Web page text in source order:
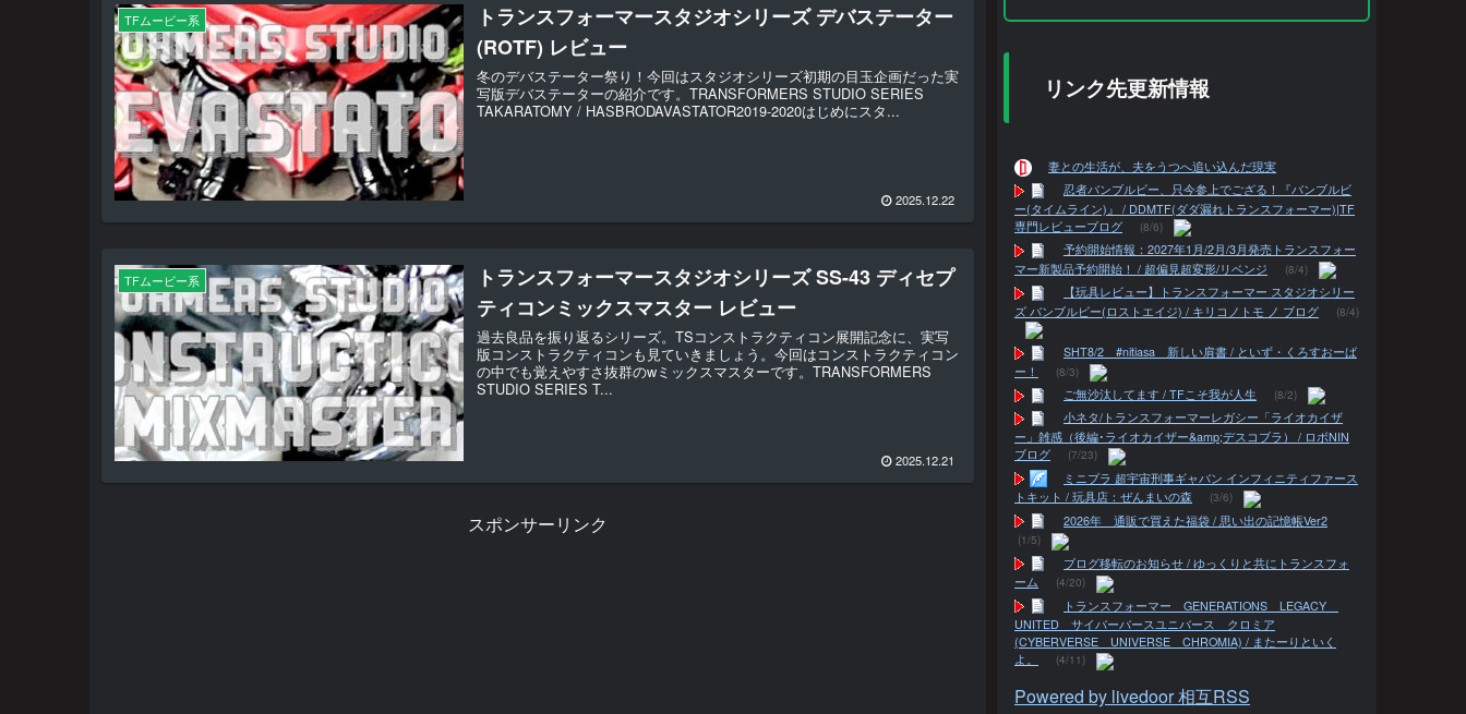
TFムービー系
トランスフォーマースタジオシリーズ デバステーター
(ROTF) レビュー
冬のデバステーター祭り！今回はスタジオシリーズ初期の目玉企画だった実
写版デバステーターの紹介です。TRANSFORMERS STUDIO SERIES
TAKARATOMY / HASBRODAVASTATOR2019-2020はじめにスタ...
2025.12.22
TFムービー系
トランスフォーマースタジオシリーズ SS-43 ディセプ
ティコンミックスマスター レビュー
過去良品を振り返るシリーズ。TSコンストラクティコン展開記念に、実写
版コンストラクティコンも見ていきましょう。今回はコンストラクティコン
の中でも覚えやすさ抜群のwミックスマスターです。TRANSFORMERS
STUDIO SERIES T...
2025.12.21
スポンサーリンク
リンク先更新情報
妻との生活が、夫をうつへ追い込んだ現実
忍者バンブルビー、只今参上でござる！『バンブルビ
ー(タイムライン)』 / DDMTF(ダダ漏れトランスフォーマー)|TF
専門レビューブログ
(8/6)
予約開始情報：2027年1月/2月/3月発売トランスフォー
マー新製品予約開始！ / 超偏見超変形/リベンジ
(8/4)
【玩具レビュー】トランスフォーマー スタジオシリー
ズ バンブルビー(ロストエイジ) / キリコノトモ ノ ブログ
(8/4)
SHT8/2 #nitiasa 新しい肩書 / といず・くろすおーば
ー！
(8/3)
ご無沙汰してます / TFこそ我が人生 (8/2)
小ネタ/トランスフォーマーレガシー「ライオカイザ
ー」雑感（後編･ライオカイザー&amp;デスコブラ） / ロボNIN
ブログ
(7/23)
ミニプラ 超宇宙刑事ギャバン インフィニティファース
トキット / 玩具店：ぜんまいの森
(3/6)
2026年 通販で買えた福袋 / 思い出の記憶帳Ver2
(1/5)
ブログ移転のお知らせ / ゆっくりと共にトランスフォ
ーム
(4/20)
トランスフォーマー GENERATIONS LEGACY
UNITED サイバーバースユニバース クロミア
(CYBERVERSE UNIVERSE CHROMIA) / またーりといく
よ。
(4/11)
Powered by livedoor 相互RSS